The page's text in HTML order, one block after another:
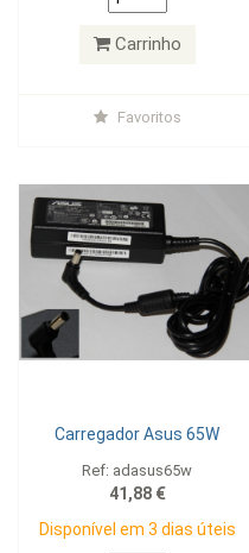
Carrinho
Favoritos
Carregador Asus 65W
Ref: adasus65w
41,88 €
Disponível em 3 dias úteis